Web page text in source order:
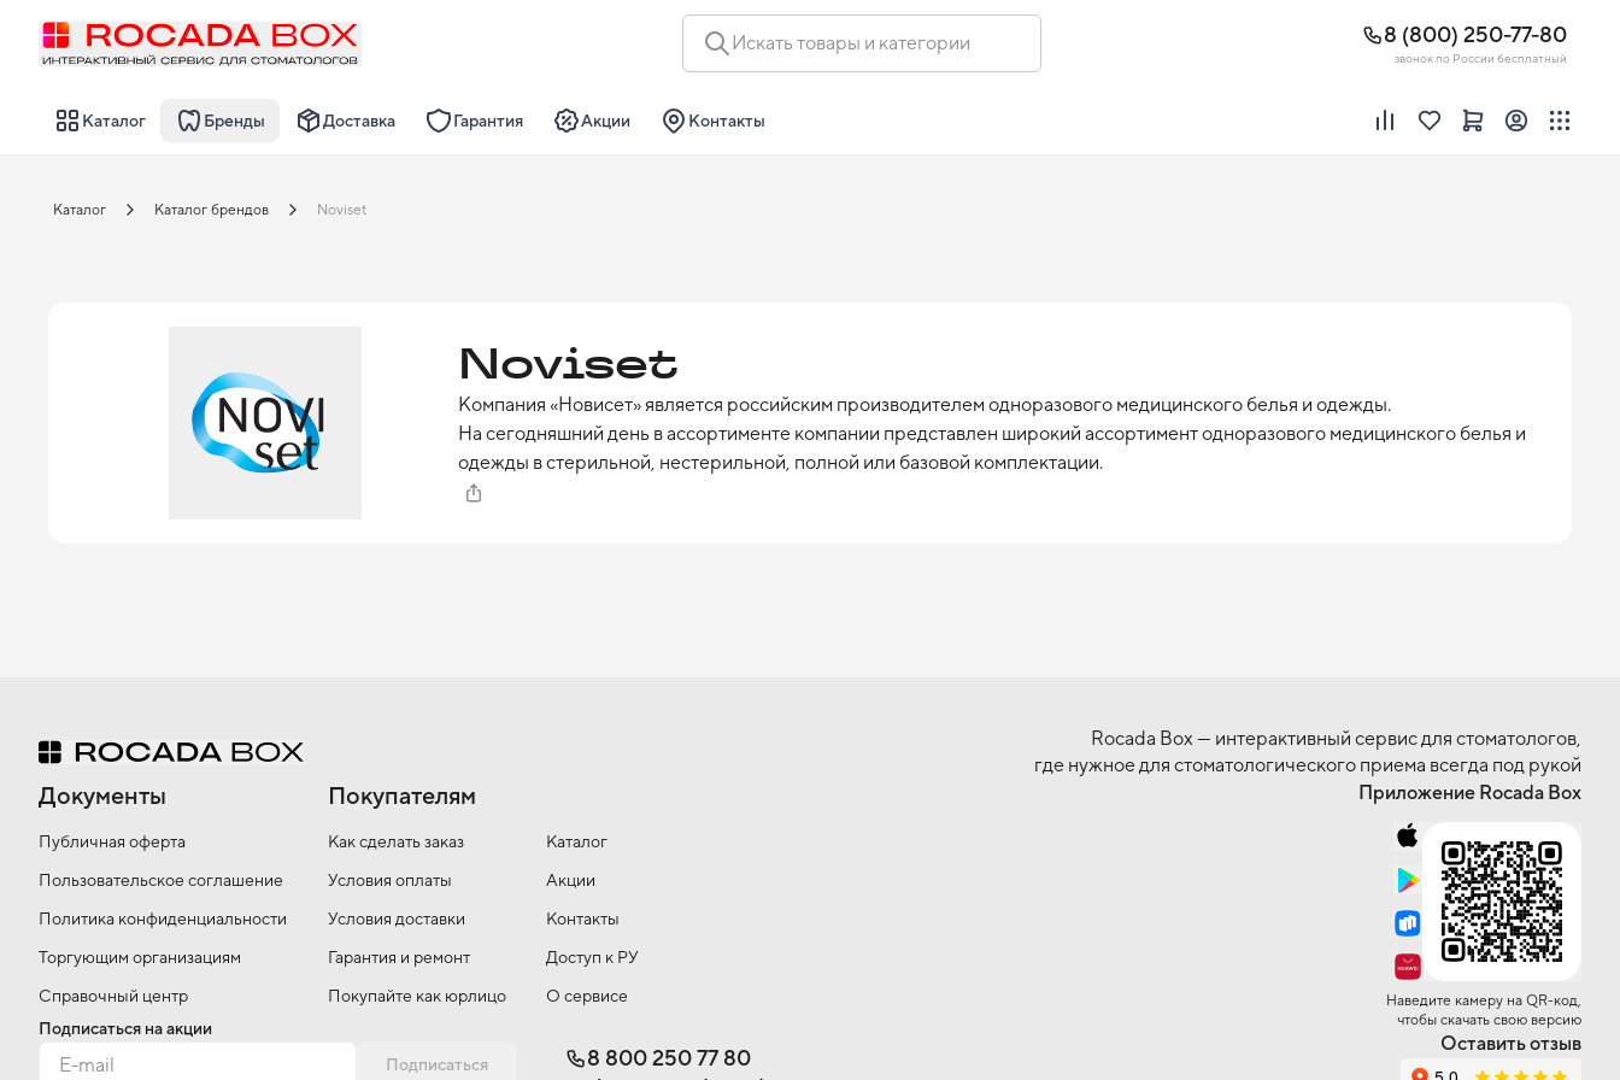
Искать товары и категории 8 (800) 250-77-80
звонок по России бесплатный
Каталог Бренды Доставка Гарантия Акции Контакты
Каталог Каталог брендов Noviset
Noviset
Компания «Новисет» является российским производителем одноразового медицинского белья и одежды.
На сегодняшний день в ассортименте компании представлен широкий ассортимент одноразового медицинского белья и
одежды в стерильной, нестерильной, полной или базовой комплектации.
Rocada Box — интерактивный сервис для стоматологов,
где нужное для стоматологического приема всегда под рукой
Документы
Публичная оферта
Пользовательское соглашение
Политика конфиденциальности
Торгующим организациям
Справочный центр
Покупателям
Как сделать заказ
Условия оплаты
Условия доставки
Гарантия и ремонт
Покупайте как юрлицо
Каталог
Акции
Контакты
Доступ к РУ
О сервисе
Подписаться на акции
Подписаться
8 800 250 77 80
Приложение Rocada Box
Наведите камеру на QR-код,
чтобы скачать свою версию
Оставить отзыв